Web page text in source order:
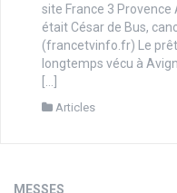
site France 3 Provence
était César de Bus,
(francetvinfo.fr) Le
longtemps vécu à
Articles
MESSES